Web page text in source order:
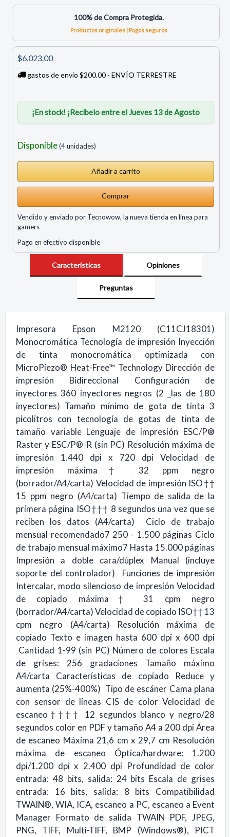
100% de Compra Protegida.
Productos originales | Pagos seguros
$6,023.00
gastos de envío $200.00 - ENVÍO TERRESTRE
¡En stock! ¡Recíbelo entre el Jueves 13 de Agosto
Disponible(4 unidades)
Comprar
Vendido y enviado por Tecnowow, la nueva tienda en linea para
gamers
Pago en efectivo disponible
Características Opiniones
Preguntas
Impresora Epson M2120 (C11CJ18301)
Monocromática Tecnología de impresión Inyección
de tinta monocromática optimizada con
MicroPiezo® Heat-Free™ Technology Dirección de
impresión Bidireccional Configuración de
inyectores 360 inyectores negros (2 _las de 180
inyectores) Tamaño mínimo de gota de tinta 3
picolitros con tecnología de gotas de tinta de
tamaño variable Lenguaje de impresión ESC/P®
Raster y ESC/P®-R (sin PC) Resolución máxima de
impresión 1.440 dpi x 720 dpi Velocidad de
impresión máxima† 32 ppm negro
(borrador/A4/carta) Velocidad de impresión ISO††
15 ppm negro (A4/carta) Tiempo de salida de la
primera página ISO††† 8 segundos una vez que se
reciben los datos (A4/carta) Ciclo de trabajo
mensual recomendado7 250 - 1.500 páginas Ciclo
de trabajo mensual máximo7 Hasta 15.000 páginas
Impresión a doble cara/dúplex Manual (incluye
soporte del controlador) Funciones de impresión
Intercalar, modo silencioso de impresión Velocidad
de copiado máxima† 31 cpm negro
(borrador/A4/carta) Velocidad de copiado ISO†† 13
cpm negro (A4/carta) Resolución máxima de
copiado Texto e imagen hasta 600 dpi x 600 dpi
Cantidad 1-99 (sin PC) Número de colores Escala
de grises: 256 gradaciones Tamaño máximo
A4/carta Características de copiado Reduce y
aumenta (25%-400%) Tipo de escáner Cama plana
con sensor de líneas CIS de color Velocidad de
escaneo†††† 12 segundos blanco y negro/28
segundos color en PDF y tamaño A4 a 200 dpi Área
de escaneo Máxima 21,6 cm x 29,7 cm Resolución
máxima de escaneo Óptica/hardware: 1.200
dpi/1.200 dpi x 2.400 dpi Profundidad de color
entrada: 48 bits, salida: 24 bits Escala de grises
entrada: 16 bits, salida: 8 bits Compatibilidad
TWAIN®, WIA, ICA, escaneo a PC, escaneo a Event
Manager Formato de salida TWAIN PDF, JPEG,
PNG, TIFF, Multi-TIFF, BMP (Windows®), PICT